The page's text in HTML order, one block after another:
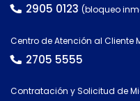
documento
2905 0123 (bloqueo
Centro de Atención al Cliente
2705 5555
Contratación y Solicitud de